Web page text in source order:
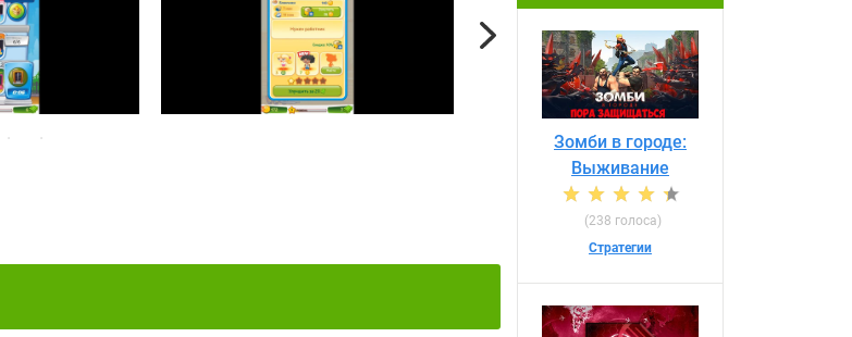
Next
Зомби в городе:
Выживание
(238 голоса)
Стратегии